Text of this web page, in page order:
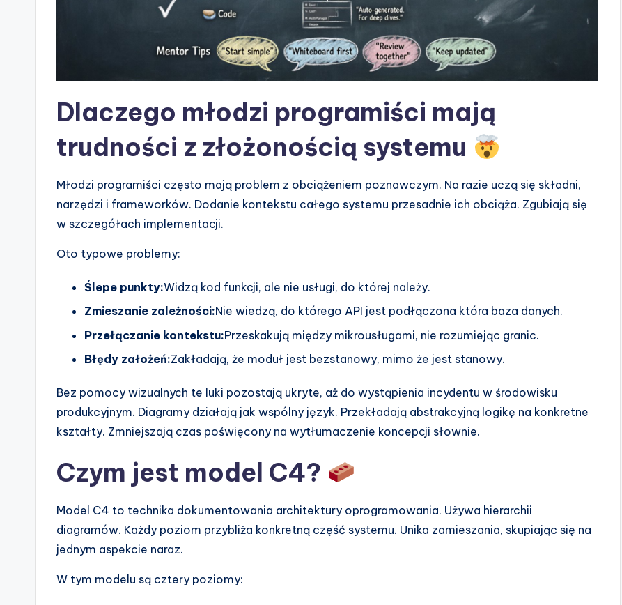
tr
Dlaczego młodzi programiści mają
trudności z złożonością systemu
Młodzi programiści często mają problem z obciążeniem poznawczym. Na razie uczą się składni,
narzędzi i frameworków. Dodanie kontekstu całego systemu przesadnie ich obciąża. Zgubiają się
w szczegółach implementacji.
Oto typowe problemy:
Ślepe punkty:Widzą kod funkcji, ale nie usługi, do której należy.
Zmieszanie zależności:Nie wiedzą, do którego API jest podłączona która baza danych.
Przełączanie kontekstu:Przeskakują między mikrousługami, nie rozumiejąc granic.
Błędy założeń:Zakładają, że moduł jest bezstanowy, mimo że jest stanowy.
Bez pomocy wizualnych te luki pozostają ukryte, aż do wystąpienia incydentu w środowisku
produkcyjnym. Diagramy działają jak wspólny język. Przekładają abstrakcyjną logikę na konkretne
kształty. Zmniejszają czas poświęcony na wytłumaczenie koncepcji słownie.
Czym jest model C4?
Model C4 to technika dokumentowania architektury oprogramowania. Używa hierarchii
diagramów. Każdy poziom przybliża konkretną część systemu. Unika zamieszania, skupiając się na
jednym aspekcie naraz.
W tym modelu są cztery poziomy: